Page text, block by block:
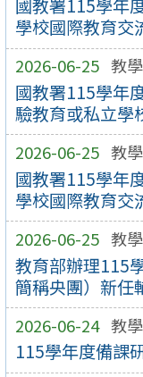
國教署115學年
學校國際教育交
2026-06-25 教
國教署115學年
驗教育或私立學
2026-06-25 教
國教署115學年
學校國際教育交
2026-06-25 教
教育部辦理115
簡稱央團）新任
2026-06-24 教
115學年度備課